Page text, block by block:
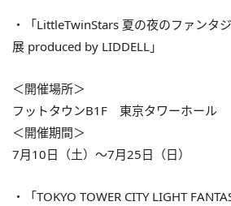
・「LittleTwinStars 夏の夜のファンタ
展 produced by LIDDELL」
＜開催場所＞
フットタウンB1F 東京タワーホール
＜開催期間＞
7月10日（土）～7月25日（日）
・「TOKYO TOWER CITY LIGHT